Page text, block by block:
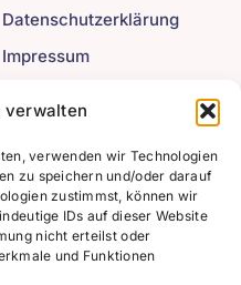
verwalten
verwenden wir Technologien
zu speichern und/oder darauf
zustimmst, können wir
IDs auf dieser Website
nicht erteilst oder
und Funktionen
Datenschutzerklärung
Impressum